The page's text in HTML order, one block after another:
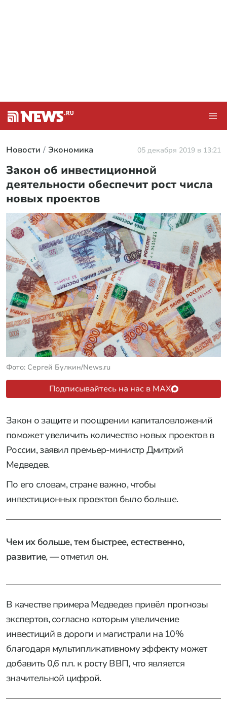
Новости Экономика 05 декабря 2019 в 13:21
Закон об инвестиционной
деятельности обеспечит рост числа
новых проектов
Фото: Сергей Булкин/News.ru
Подписывайтесь на нас в MAX
Закон о защите и поощрении капиталовложений
поможет увеличить количество новых проектов в
России, заявил премьер-министр Дмитрий
Медведев.
По его словам, стране важно, чтобы
инвестиционных проектов было больше.
Чем их больше, тем быстрее, естественно,
развитие, — отметил он.
В качестве примера Медведев привёл прогнозы
экспертов, согласно которым увеличение
инвестиций в дороги и магистрали на 10%
благодаря мультипликативному эффекту может
добавить 0,6 п.п. к росту ВВП, что является
значительной цифрой.